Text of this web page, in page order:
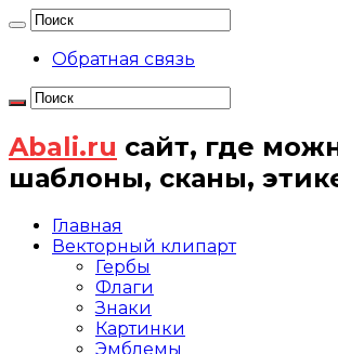
Обратная связь
Abali.ru сайт, где
шаблоны, сканы,
Главная
Векторный клипарт
Гербы
Флаги
Знаки
Картинки
Эмблемы